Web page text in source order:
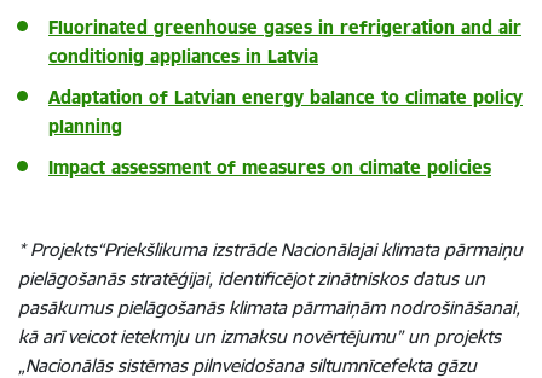
Fluorinated greenhouse gases in refrigeration and air
conditionig appliances in Latvia
Adaptation of Latvian energy balance to climate policy
planning
Impact assessment of measures on climate policies
* Projekts“Priekšlikuma izstrāde Nacionālajai klimata pārmaiņu
pielāgošanās stratēģijai, identificējot zinātniskos datus un
pasākumus pielāgošanās klimata pārmaiņām nodrošināšanai,
kā arī veicot ietekmju un izmaksu novērtējumu” un projekts
„Nacionālās sistēmas pilnveidošana siltumnīcefekta gāzu